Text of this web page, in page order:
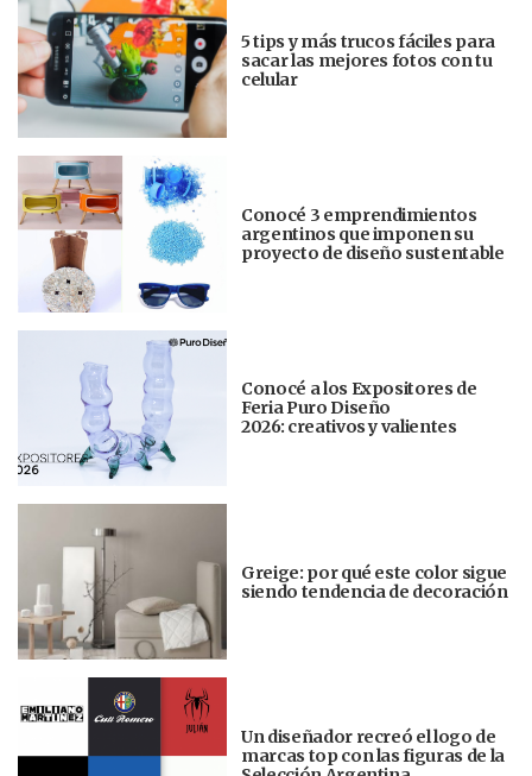
5 tips y más trucos fáciles para
sacar las mejores fotos con tu
celular
Conocé 3 emprendimientos
argentinos que imponen su
proyecto de diseño sustentable
Conocé a los Expositores de
Feria Puro Diseño
2026: creativos y valientes
Greige: por qué este color sigue
siendo tendencia de decoración
Un diseñador recreó el logo de
marcas top con las figuras de la